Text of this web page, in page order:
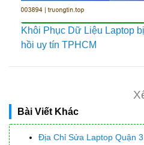
Khôi Phục Dữ Liệu Laptop
hồi uy tín TPHCM
Bài Viết Khác
Địa Chỉ Sửa Laptop Quận